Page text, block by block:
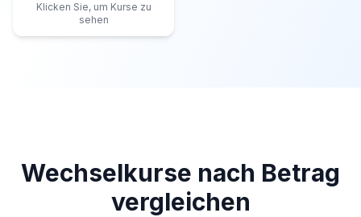
Klicken Sie, um Kurse zu
sehen
Wechselkurse nach Betrag
vergleichen